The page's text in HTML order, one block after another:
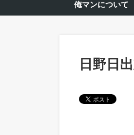
俺マンについて
日野日